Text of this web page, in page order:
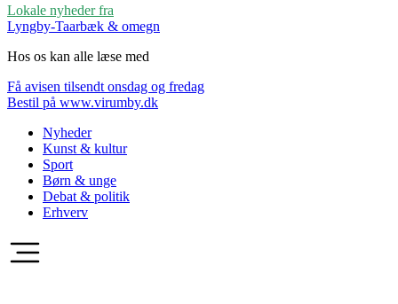
Lokale nyheder fra
Lyngby-Taarbæk & omegn
Hos os kan alle læse med
Få avisen tilsendt onsdag og fredag
Bestil på www.virumby.dk
Nyheder
Kunst & kultur
Sport
Børn & unge
Debat & politik
Erhverv